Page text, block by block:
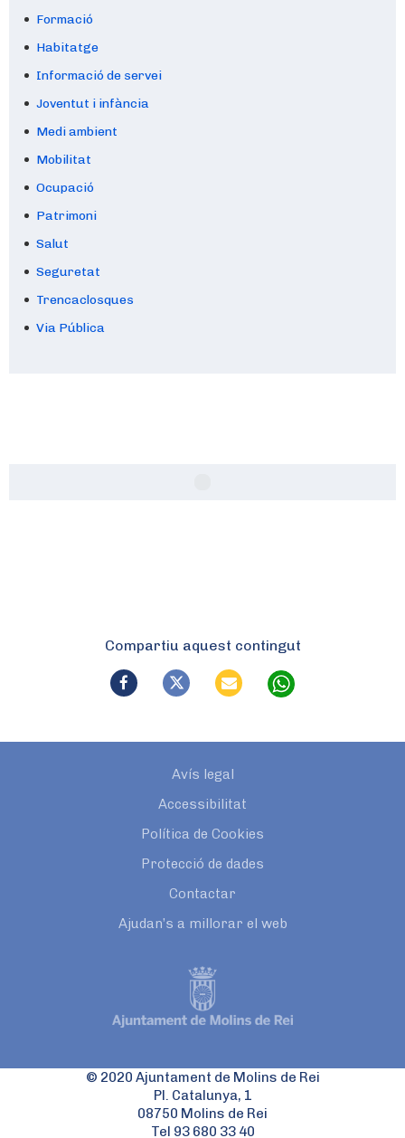
Formació
Habitatge
Informació de servei
Joventut i infància
Medi ambient
Mobilitat
Ocupació
Patrimoni
Salut
Seguretat
Trencaclosques
Via Pública
Compartiu aquest contingut
Avís legal
Accessibilitat
Política de Cookies
Protecció de dades
Contactar
Ajudan’s a millorar el web
© 2020 Ajuntament de Molins de Rei
Pl. Catalunya, 1
08750 Molins de Rei
Tel 93 680 33 40